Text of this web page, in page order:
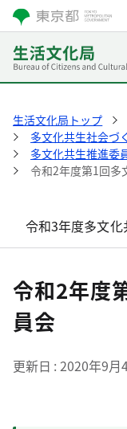
生活文化局トップ
多文化共生社会づ
多文化共生推進委
令和2年度第1回多
令和3年度多文
令和2年度
員会
更新日 2020年9月